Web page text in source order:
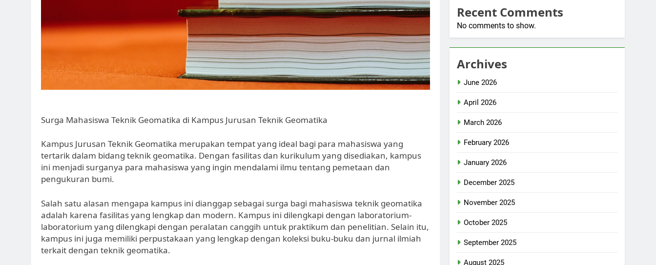
Surga Mahasiswa Teknik Geomatika di Kampus Jurusan Teknik Geomatika
Kampus Jurusan Teknik Geomatika merupakan tempat yang ideal bagi para mahasiswa yang
tertarik dalam bidang teknik geomatika. Dengan fasilitas dan kurikulum yang disediakan, kampus
ini menjadi surganya para mahasiswa yang ingin mendalami ilmu tentang pemetaan dan
pengukuran bumi.
Salah satu alasan mengapa kampus ini dianggap sebagai surga bagi mahasiswa teknik geomatika
adalah karena fasilitas yang lengkap dan modern. Kampus ini dilengkapi dengan laboratorium-
laboratorium yang dilengkapi dengan peralatan canggih untuk praktikum dan penelitian. Selain itu,
kampus ini juga memiliki perpustakaan yang lengkap dengan koleksi buku-buku dan jurnal ilmiah
terkait dengan teknik geomatika.
Recent Comments
No comments to show.
Archives
June 2026
April 2026
March 2026
February 2026
January 2026
December 2025
November 2025
October 2025
September 2025
August 2025